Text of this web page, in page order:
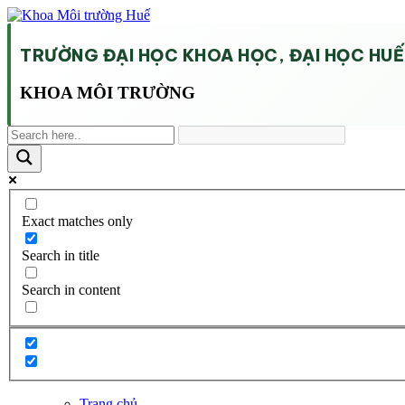
TRƯỜNG ĐẠI HỌC KHOA HỌC, ĐẠI HỌC HUẾ
KHOA MÔI TRƯỜNG
Exact matches only
Search in title
Search in content